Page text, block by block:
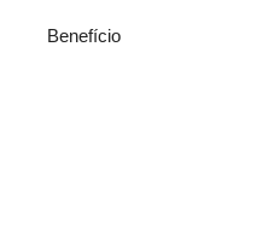
Benefício